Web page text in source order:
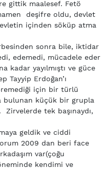
gittik maalesef. Fetö
deşifre oldu, devlet
içinden söküp atma
sonra bile, iktidar
edemedi, mücadele eder
kadar yayılmıştı ve güce
Erdoğan’ı
için bir türlü
bulunan küçük bir grupla
Zirvelerde tek başınaydı,
geldik ve ciddi
2009 dan beri face
var(çoğu
kendimi ve